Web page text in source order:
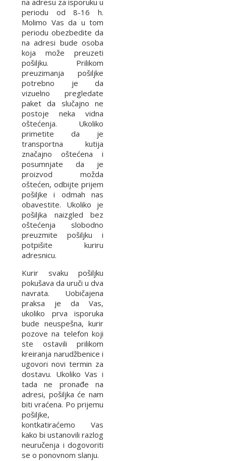
na adresu za isporuku u
periodu od 8-16 h.
Molimo Vas da u tom
periodu obezbedite da
na adresi bude osoba
koja može preuzeti
pošiljku. Prilikom
preuzimanja pošiljke
potrebno je da
vizuelno pregledate
paket da slučajno ne
postoje neka vidna
oštećenja. Ukoliko
primetite da je
transportna kutija
značajno oštećena i
posumnjate da je
proizvod možda
oštećen, odbijte prijem
pošiljke i odmah nas
obavestite. Ukoliko je
pošiljka naizgled bez
oštećenja slobodno
preuzmite pošiljku i
potpišite kuriru
adresnicu.
Kurir svaku pošiljku
pokušava da uruči u dva
navrata. Uobičajena
praksa je da Vas,
ukoliko prva isporuka
bude neuspešna, kurir
pozove na telefon koji
ste ostavili prilikom
kreiranja narudžbenice i
ugovori novi termin za
dostavu. Ukoliko Vas i
tada ne pronađe na
adresi, pošiljka će nam
biti vraćena. Po prijemu
pošiljke,
kontkatiraćemo Vas
kako bi ustanovili razlog
neuručenja i dogovoriti
se o ponovnom slanju.